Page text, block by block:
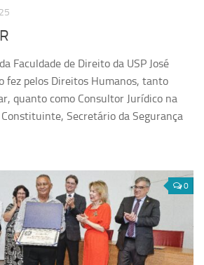
Faculdade de Direito da USP José
fez pelos Direitos Humanos, tanto
quanto como Consultor Jurídico na
Secretário da Segurança
0